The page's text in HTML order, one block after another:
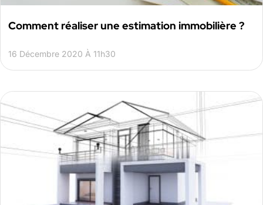
Comment réaliser une estimation immobilière ?
16 Décembre 2020 À 11h30